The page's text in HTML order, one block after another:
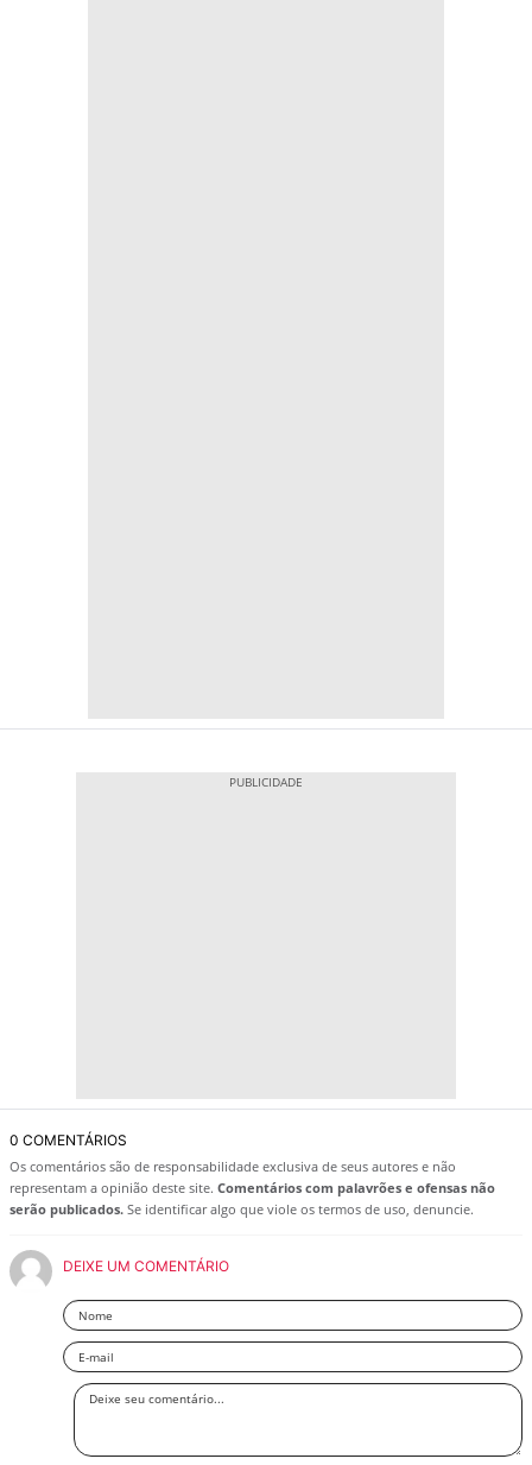
0 COMENTÁRIOS
Os comentários são de responsabilidade exclusiva de seus autores e não
representam a opinião deste site. Comentários com palavrões e ofensas não
serão publicados. Se identificar algo que viole os termos de uso, denuncie.
DEIXE UM COMENTÁRIO
Nome
Email
Deixe